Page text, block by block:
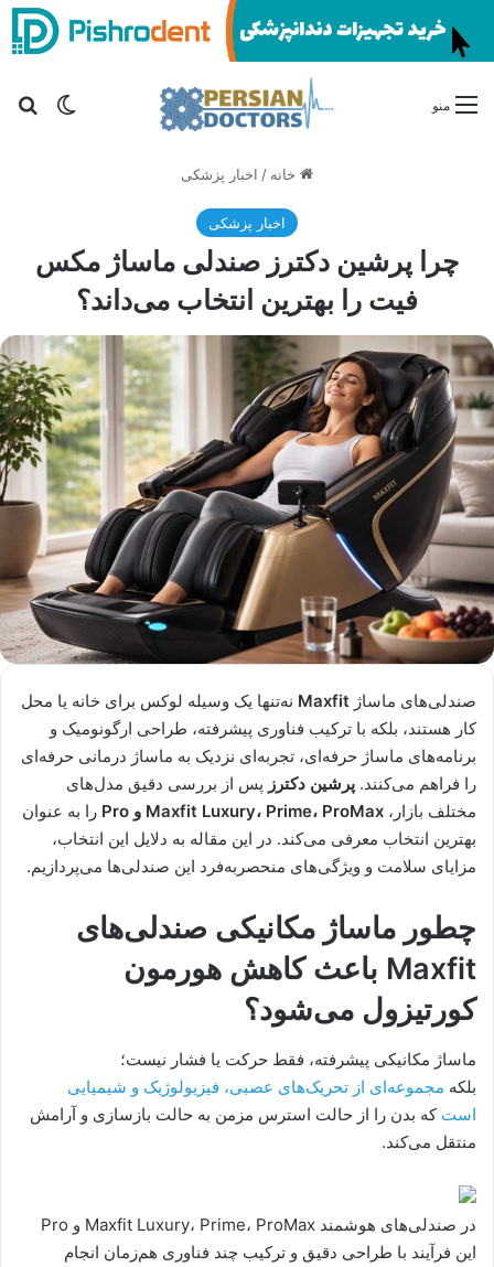
تغییر منو
خانه / اخبار پزشکی
اخبار پزشکی
چرا پرشین دکترز صندلی ماساژ مکس
فیت را بهترین انتخاب می‌داند؟
صندلی‌های ماساژ Maxfit نه‌تنها یک وسیله لوکس برای خانه یا محل
کار هستند، بلکه با ترکیب فناوری پیشرفته، طراحی ارگونومیک و
برنامه‌های ماساژ حرفه‌ای، تجربه‌ای نزدیک به ماساژ درمانی حرفه‌ای
را فراهم می‌کنند. پرشین دکترز پس از بررسی دقیق مدل‌های
مختلف بازار، Maxfit Luxury، Prime، ProMax و Pro
را به عنوان
بهترین انتخاب معرفی می‌کند. در این مقاله به دلایل این انتخاب،
مزایای سلامت و ویژگی‌های منحصربه‌فرد این صندلی‌ها می‌پردازیم.
چطور ماساژ مکانیکی صندلی‌های
Maxfit باعث کاهش هورمون
کورتیزول می‌شود؟
ماساژ مکانیکی پیشرفته، فقط حرکت یا فشار نیست؛
بلکه مجموعه‌ای از تحریک‌های عصبی، فیزیولوژیک و شیمیایی
است که بدن را از حالت استرس مزمن به حالت بازسازی و آرامش
منتقل می‌کند.
در صندلی‌های هوشمند Maxfit Luxury، Prime، ProMax و Pro
این فرآیند با طراحی دقیق و ترکیب چند فناوری هم‌زمان انجام